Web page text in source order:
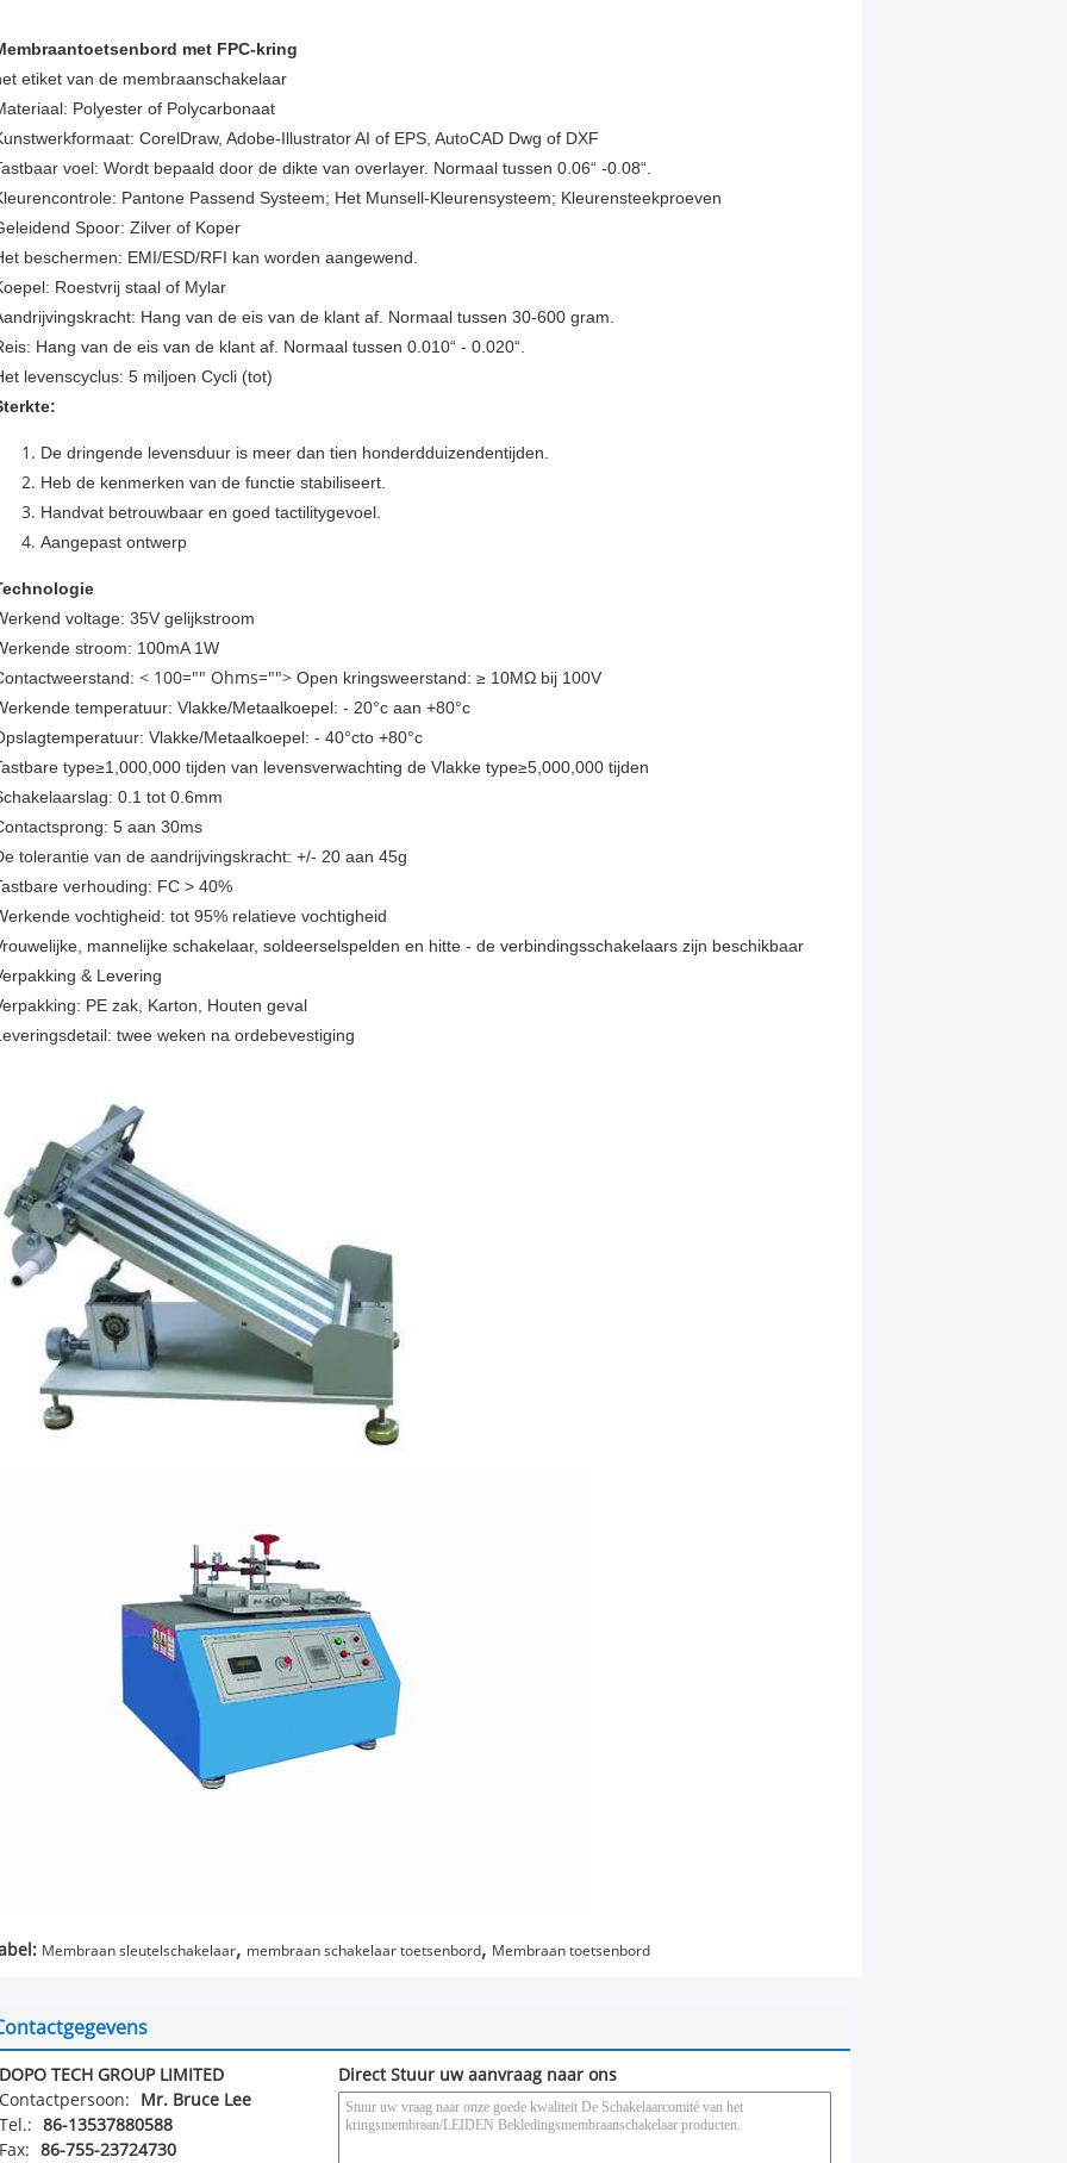
met FPC-kring
etiket van de membraanschakelaar
Polyester of Polycarbonaat
CorelDraw, Adobe-Illustrator AI of EPS, AutoCAD Dwg of DXF
voel: Wordt bepaald door de dikte van overlayer. Normaal tussen 0.06“ -0.08“.
Pantone Passend Systeem; Het Munsell-Kleurensysteem; Kleurensteekproeven
Spoor: Zilver of Koper
beschermen: EMI/ESD/RFI kan worden aangewend.
Roestvrij staal of Mylar
Hang van de eis van de klant af. Normaal tussen 30-600 gram.
Hang van de eis van de klant af. Normaal tussen 0.010“ - 0.020“.
levenscyclus: 5 miljoen Cycli (tot)
De dringende levensduur is meer dan tien honderdduizendentijden.
Heb de kenmerken van de functie stabiliseert.
Handvat betrouwbaar en goed tactilitygevoel.
Aangepast ontwerp
voltage: 35V gelijkstroom
stroom: 100mA 1W
< 100="" Ohms=""> Open kringsweerstand: ≥ 10MΩ bij 100V
temperatuur: Vlakke/Metaalkoepel: - 20°c aan +80°c
Vlakke/Metaalkoepel: - 40°cto +80°c
type≥1,000,000 tijden van levensverwachting de Vlakke type≥5,000,000 tijden
0.1 tot 0.6mm
5 aan 30ms
tolerantie van de aandrijvingskracht: +/- 20 aan 45g
verhouding: FC > 40%
vochtigheid: tot 95% relatieve vochtigheid
mannelijke schakelaar, soldeerselspelden en hitte - de verbindingsschakelaars zijn beschikbaar
& Levering
PE zak, Karton, Houten geval
twee weken na ordebevestiging
Membraan sleutelschakelaar, membraan schakelaar toetsenbord, Membraan toetsenbord
DOPO TECH GROUP LIMITED
Contactpersoon:
Mr. Bruce Lee
Tel.: 86-13537880588
Fax: 86-755-23724730
Direct Stuur uw aanvraag naar ons